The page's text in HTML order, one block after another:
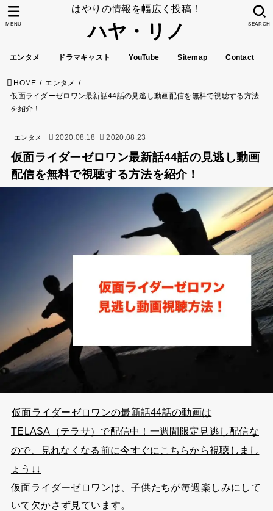
はやりの情報を幅広く投稿！
ハヤ・リノ
エンタメ ドラマキャスト YouTube Sitemap Contact
SEARCH
MENU
HOME
エンタメ
仮面ライダーゼロワン最新話44話の見逃し動画配信を無料で視聴する方法
を紹介！
エンタメ 2020.08.18 2020.08.23
仮面ライダーゼロワン最新話44話の見逃し動画
配信を無料で視聴する方法を紹介！
仮面ライダーゼロワンの最新話44話の動画は
TELASA（テラサ）で配信中！一週間限定見逃し配信な
ので、見れなくなる前に今すぐにこちらから視聴しまし
ょう↓↓
仮面ライダーゼロワンは、子供たちが毎週楽しみにして
いて欠かさず見ています。